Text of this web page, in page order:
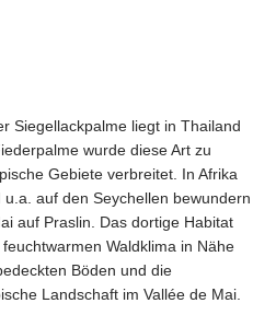
Siegellackpalme liegt in Thailand
wurde diese Art zu
Gebiete verbreitet. In Afrika
auf den Seychellen bewundern
auf Praslin. Das dortige Habitat
Waldklima in Nähe
Böden und die
Landschaft im Vallée de Mai.